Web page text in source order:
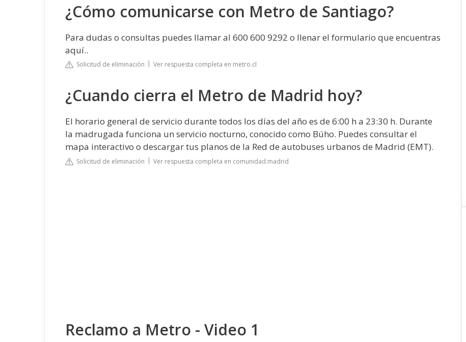
¿Cómo comunicarse con Metro de Santiago?
Para dudas o consultas puedes llamar al 600 600 9292 o llenar el formulario que encuentras
aquí..
Solicitud de eliminación Ver respuesta completa en metro.cl
¿Cuando cierra el Metro de Madrid hoy?
El horario general de servicio durante todos los días del año es de 6:00 h a 23:30 h. Durante
la madrugada funciona un servicio nocturno, conocido como Búho. Puedes consultar el
mapa interactivo o descargar tus planos de la Red de autobuses urbanos de Madrid (EMT).
Solicitud de eliminación Ver respuesta completa en comunidad.madrid
Reclamo a Metro - Video 1